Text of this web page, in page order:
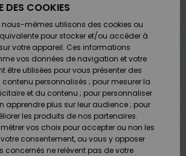
Chaussures
& Tongs
Surf
Snow
Chaussures
& Tongs
Surf
Snow
A
Découvrir
Snow
Surf
Shop
Enfant
Highlights
Communauté
Snow
Shop
Enfant
Snow
Shop
Femme
A
Découvrir
Enfant
Outlet
Femme
Retours
Paiement
Carte
Cadeau
Quiksilver
Freedom
DES COOKIES
nous-mêmes utilisons des cookies ou
pour stocker et/ou accéder à
votre appareil. Ces informations
vos données de navigation et votre
être utilisées pour vous présenter des
personnalisés ; pour mesurer la
et du contenu ; pour personnaliser
apprendre plus sur leur audience ; pour
les produits de nos partenaires.
vos choix pour accepter ou non les
consentement, ou vous y opposer
concernés ne relèvent pas de votre